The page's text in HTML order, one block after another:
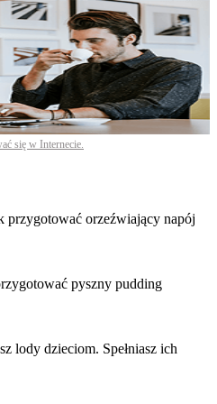
się w Internecie.
przygotować orzeźwiający napój
pyszny pudding
lody dzieciom. Spełniasz ich